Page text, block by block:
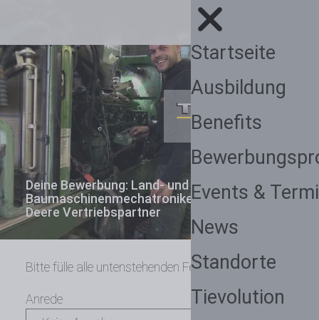
Startseite
Ausbildung
Benefits
Events &
News
Standorte
Tievolution
Deine Bewerbung: Land- und
Baumaschinenmechatroniker (m/w/d) John
Deere Vertriebspartner
Bitte fülle alle untenstehenden Felder aus.
Anrede